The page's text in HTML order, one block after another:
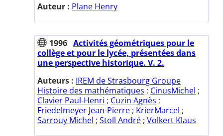
Auteur : Plane Henry
1996 Activités géométriques pour le
collège et pour le lycée, présentées dans
une perspective historique. V. 2.
Auteurs : IREM de Strasbourg Groupe
Histoire des mathématiques ; CinusMichel ;
Clavier Paul-Henri ; Cuzin Agnès ;
Friedelmeyer Jean-Pierre ; KrierMarcel ;
Sarrouy Michel ; Stoll André ; Volkert Klaus